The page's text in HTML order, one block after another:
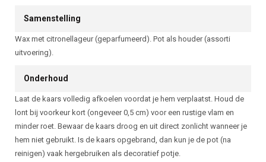
Samenstelling
Wax met citronellageur (geparfumeerd). Pot als houder (assorti
uitvoering).
Onderhoud
Laat de kaars volledig afkoelen voordat je hem verplaatst. Houd de
lont bij voorkeur kort (ongeveer 0,5 cm) voor een rustige vlam en
minder roet. Bewaar de kaars droog en uit direct zonlicht wanneer je
hem niet gebruikt. Is de kaars opgebrand, dan kun je de pot (na
reinigen) vaak hergebruiken als decoratief potje.